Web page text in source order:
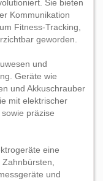
Sie bieten
Kommunikation
Fitness-Tracking,
geworden.
und
Geräte wie
und Akkuschrauber
mit elektrischer
präzise
eine
und